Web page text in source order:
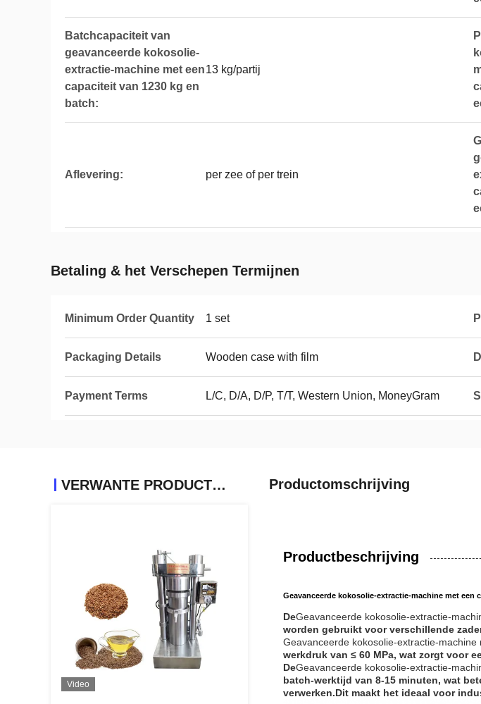
Batchcapaciteit van
geavanceerde kokosolie-
extractie-machine met een
capaciteit van 1230 kg en
batch:
13 kg/partij
Aflevering: per zee of per trein
Betaling & het Verschepen Termijnen
Minimum Order Quantity 1 set
Packaging Details Wooden case with film
Payment Terms L/C, D/A, D/P, T/T, Western Union, MoneyGram
VERWANTE PRODUCTEN
Video
Productomschrijving
Productbeschrijving
Geavanceerde kokosolie-extractie-machine met een
DeGeavanceerde kokosolie-extractie-
worden gebruikt voor verschillende
Geavanceerde kokosolie-extractie-
werkdruk van ≤ 60 MPa, wat zorgt voor
DeGeavanceerde kokosolie-extractie-
batch-werktijd van 8-15 minuten, wat
verwerken.Dit maakt het ideaal voor